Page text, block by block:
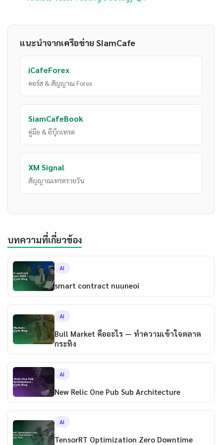
แนะนำจากเครือข่าย SiamCafe
iCafeForex
คอร์ส & สัญญาณ Forex
SiamCafeBook
คู่มือ & อีบุ๊กเทรด
XM Signal
สัญญาณเทรดรายวัน
บทความที่เกี่ยวข้อง
AI
smart contract nuuneoi
AI
Bull Market คืออะไร — ทำความเข้าใจตลาด
กระทิง
AI
New Relic One Pub Sub Architecture
AI
TensorRT Optimization Zero Downtime